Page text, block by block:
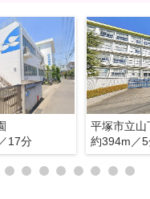
17分
平塚市立山
約394m／